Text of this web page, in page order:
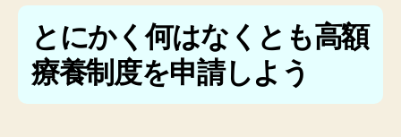
とにかく何はなくとも高額
療養制度を申請しよう